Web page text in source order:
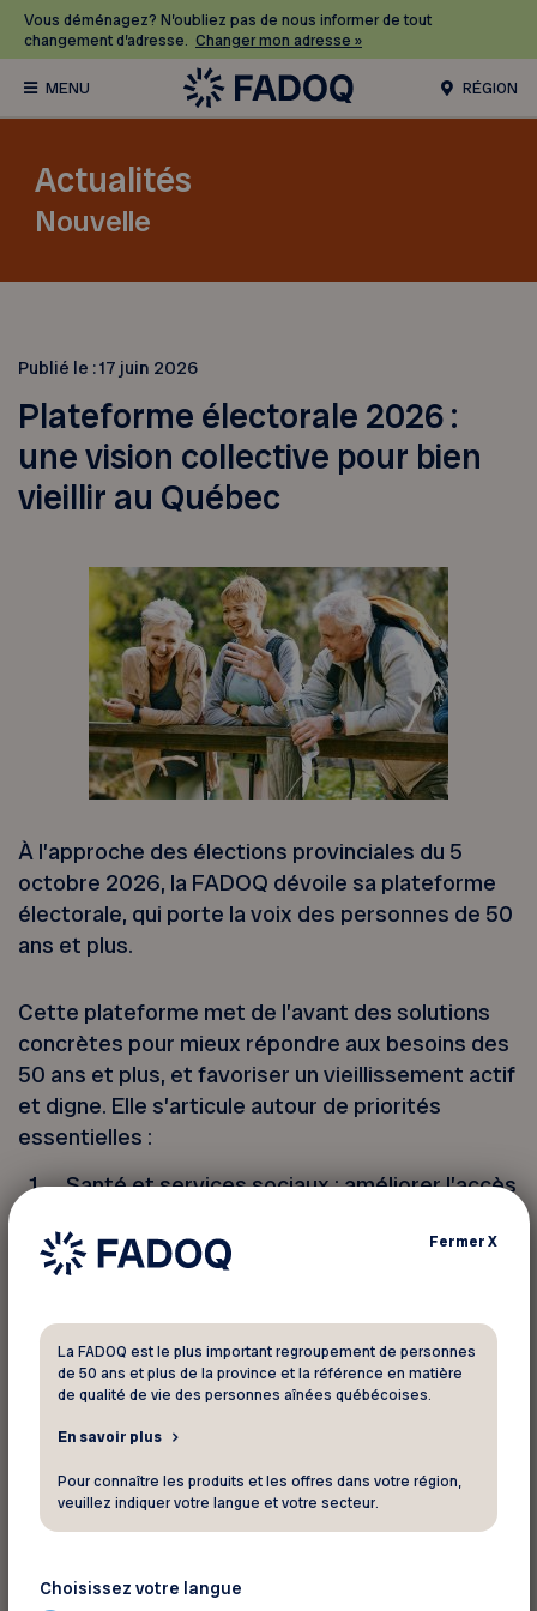
Vous déménagez? N’oubliez pas de nous informer de tout
changement d’adresse. Changer mon adresse »
RÉGION
Actualités
Nouvelle
Publié le :17 juin 2026
Plateforme électorale 2026 :
une vision collective pour bien
vieillir au Québec
À l’approche des élections provinciales du 5
octobre 2026, la FADOQ dévoile sa plateforme
électorale, qui porte la voix des personnes de 50
ans et plus.
Cette plateforme met de l’avant des solutions
concrètes pour mieux répondre aux besoins des
50 ans et plus, et favoriser un vieillissement actif
et digne. Elle s’articule autour de priorités
essentielles :
Santé et services sociaux : améliorer l’accès
Loisirs et activités physiques : encourager
le vieillissement actif
Logement : vieillir chez soi, avec des options
accessibles
Finances et retraite : aider financièrement
protéger
Par cette démarche, nous souhaitons interpeller
candidates aux prochaines élections, et
FermerX
La FADOQ est le plus important regroupement de personnes
de 50 ans et plus de la province et la référence en matière
de qualité de vie des personnes aînées québécoises.
En savoir plus
Pour connaître les produits et les offres dans votre région,
veuillez indiquer votre langue et votre secteur.
Choisissez votre langue